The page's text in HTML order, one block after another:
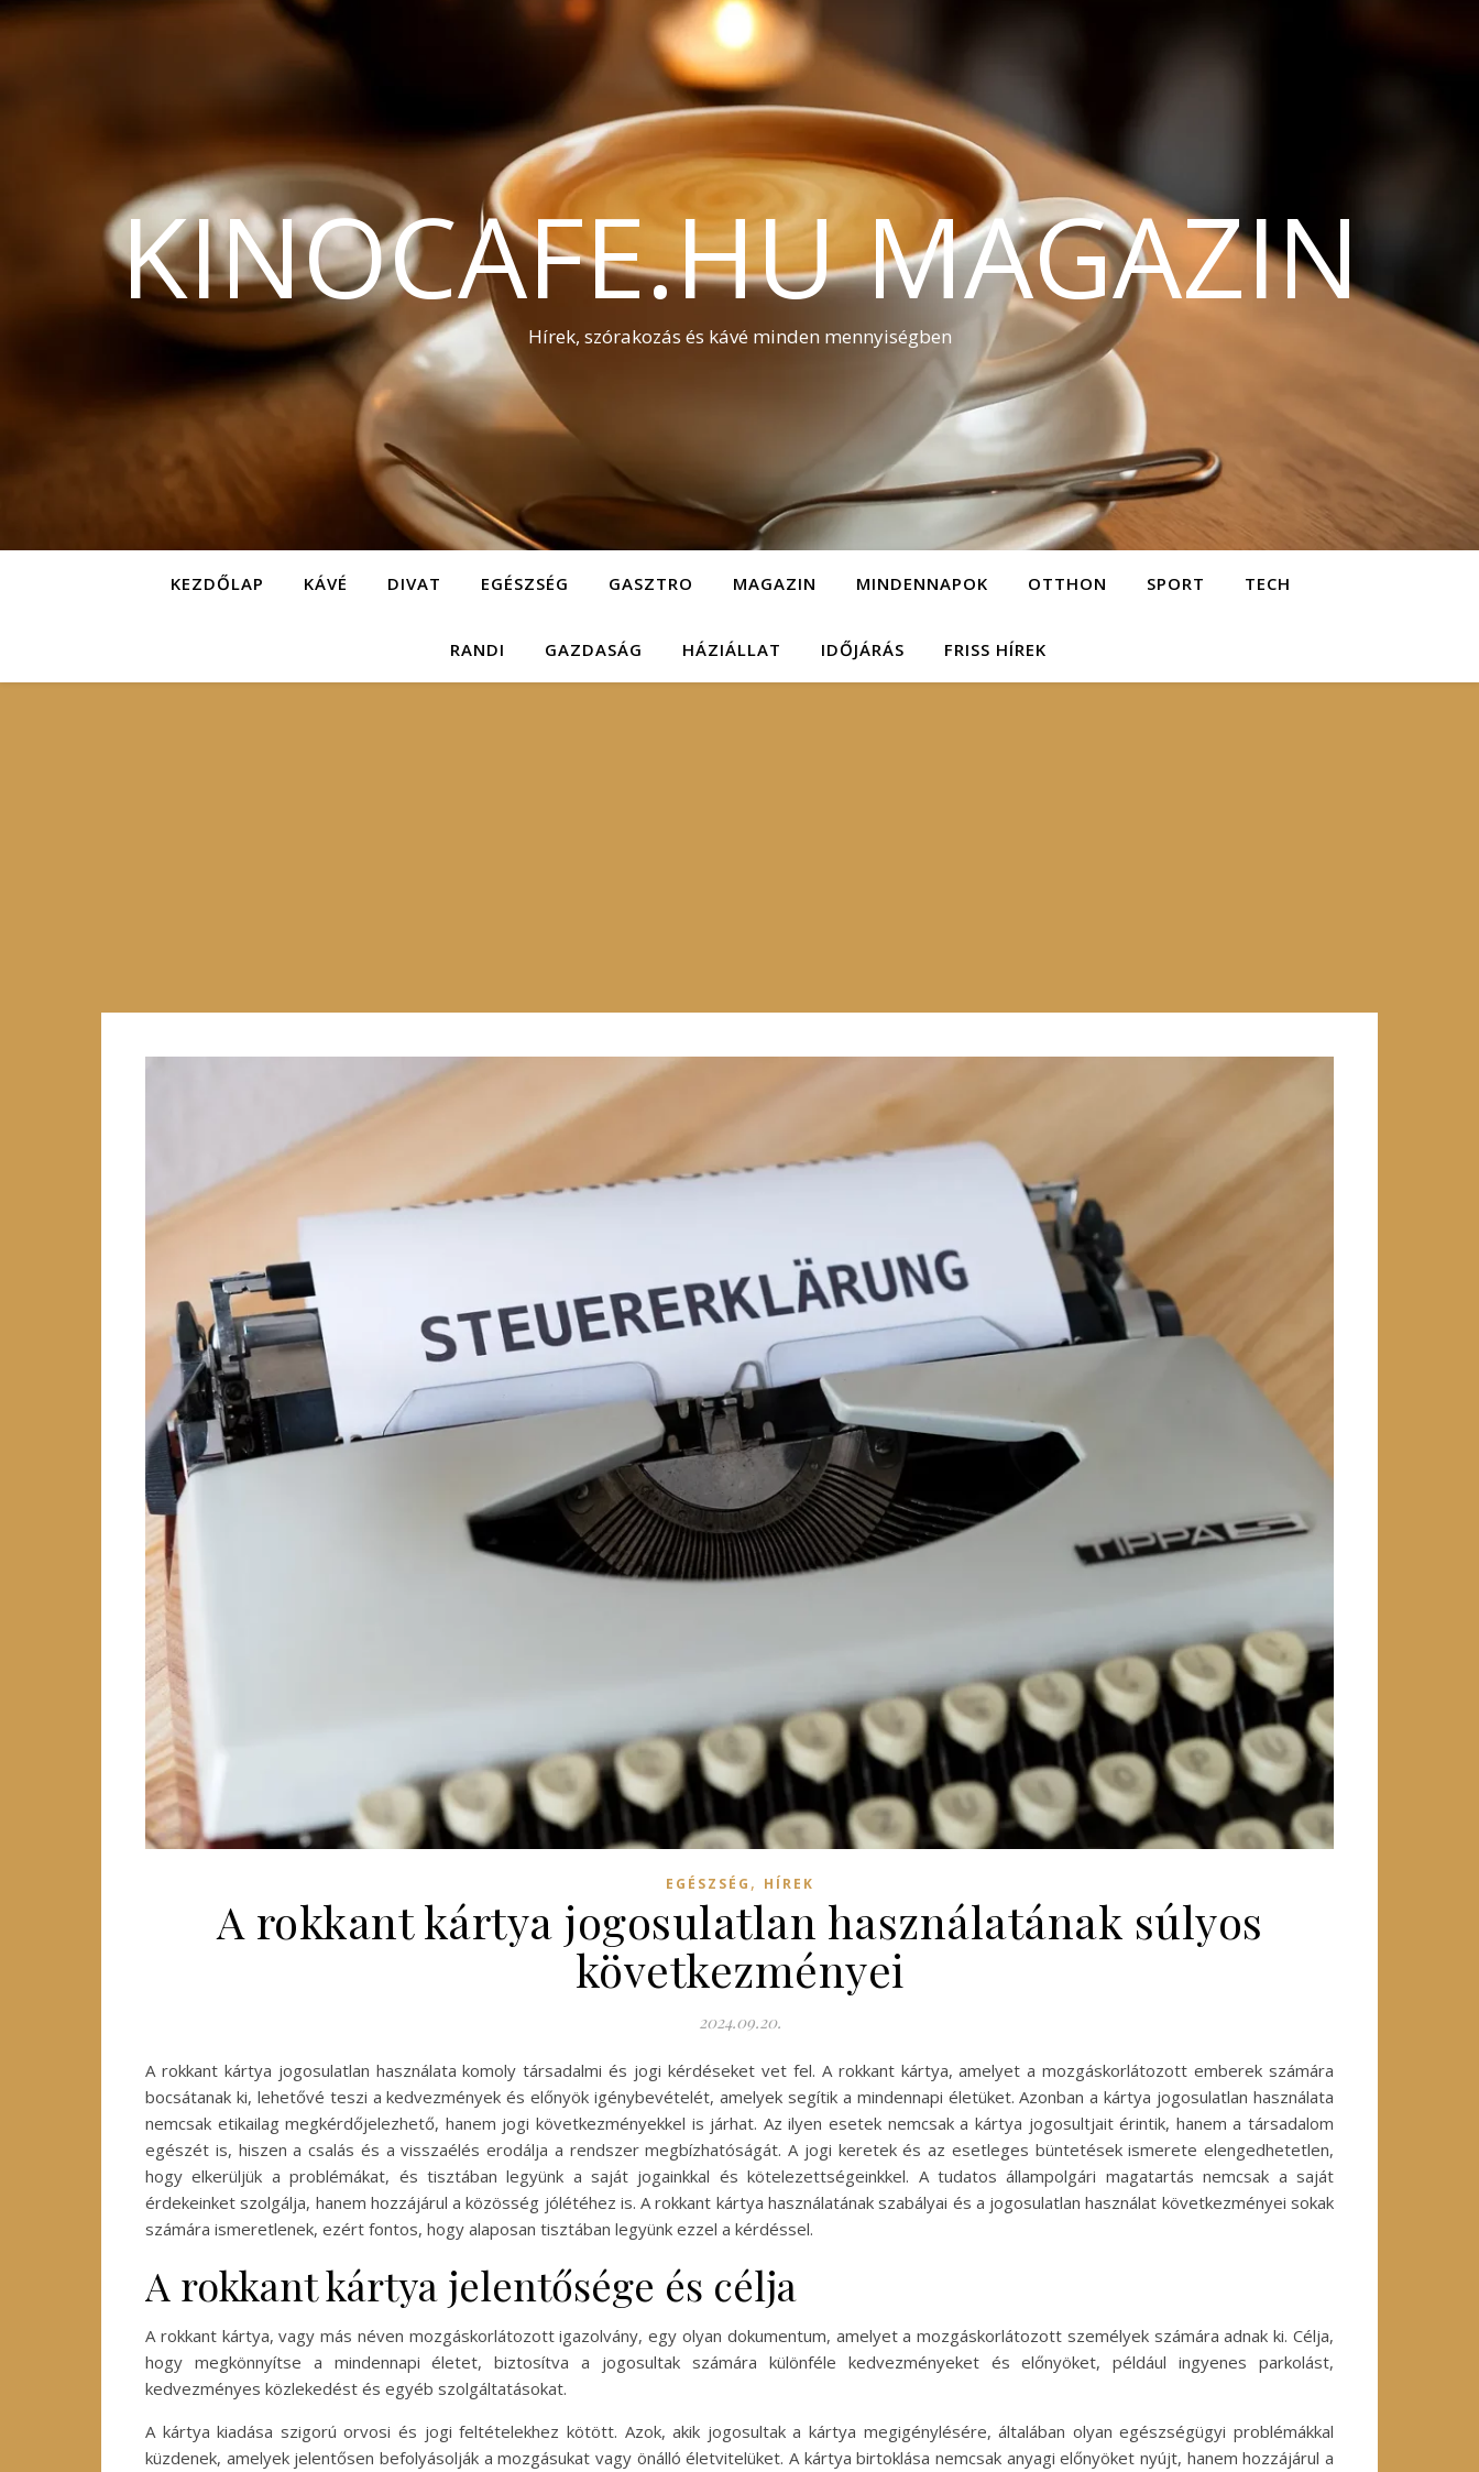
KINOCAFE.HU MAGAZIN
Hírek, szórakozás és kávé minden mennyiségben
KEZDŐLAP KÁVÉ DIVAT EGÉSZSÉG GASZTRO MAGAZIN MINDENNAPOK OTTHON SPORT TECH
RANDI GAZDASÁG HÁZIÁLLAT IDŐJÁRÁS FRISS HÍREK
EGÉSZSÉG , HÍREK
A rokkant kártya jogosulatlan használatának súlyos
következményei
2024.09.20.
A rokkant kártya jogosulatlan használata komoly társadalmi és jogi kérdéseket vet fel. A rokkant kártya, amelyet a mozgáskorlátozott emberek számára
bocsátanak ki, lehetővé teszi a kedvezmények és előnyök igénybevételét, amelyek segítik a mindennapi életüket. Azonban a kártya jogosulatlan használata
nemcsak etikailag megkérdőjelezhető, hanem jogi következményekkel is járhat. Az ilyen esetek nemcsak a kártya jogosultjait érintik, hanem a társadalom
egészét is, hiszen a csalás és a visszaélés erodálja a rendszer megbízhatóságát. A jogi keretek és az esetleges büntetések ismerete elengedhetetlen,
hogy elkerüljük a problémákat, és tisztában legyünk a saját jogainkkal és kötelezettségeinkkel. A tudatos állampolgári magatartás nemcsak a saját
érdekeinket szolgálja, hanem hozzájárul a közösség jólétéhez is. A rokkant kártya használatának szabályai és a jogosulatlan használat következményei sokak
számára ismeretlenek, ezért fontos, hogy alaposan tisztában legyünk ezzel a kérdéssel.
A rokkant kártya jelentősége és célja
A rokkant kártya, vagy más néven mozgáskorlátozott igazolvány, egy olyan dokumentum, amelyet a mozgáskorlátozott személyek számára adnak ki. Célja,
hogy megkönnyítse a mindennapi életet, biztosítva a jogosultak számára különféle kedvezményeket és előnyöket, például ingyenes parkolást,
kedvezményes közlekedést és egyéb szolgáltatásokat.
A kártya kiadása szigorú orvosi és jogi feltételekhez kötött. Azok, akik jogosultak a kártya megigénylésére, általában olyan egészségügyi problémákkal
küzdenek, amelyek jelentősen befolyásolják a mozgásukat vagy önálló életvitelüket. A kártya birtoklása nemcsak anyagi előnyöket nyújt, hanem hozzájárul a